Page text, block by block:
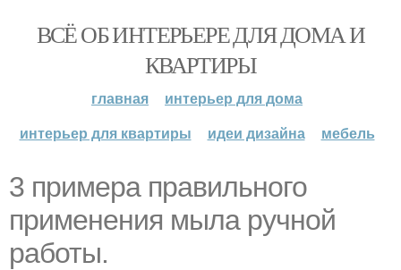
ВСЁ ОБ ИНТЕРЬЕРЕ ДЛЯ ДОМА И
КВАРТИРЫ
главная
интерьер для дома
интерьер для квартиры
идеи дизайна мебель
3 примера правильного
применения мыла ручной
работы.